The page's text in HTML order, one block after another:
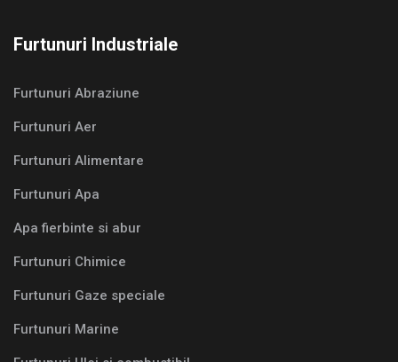
Furtunuri Industriale
Furtunuri Abraziune
Furtunuri Aer
Furtunuri Alimentare
Furtunuri Apa
Apa fierbinte si abur
Furtunuri Chimice
Furtunuri Gaze speciale
Furtunuri Marine